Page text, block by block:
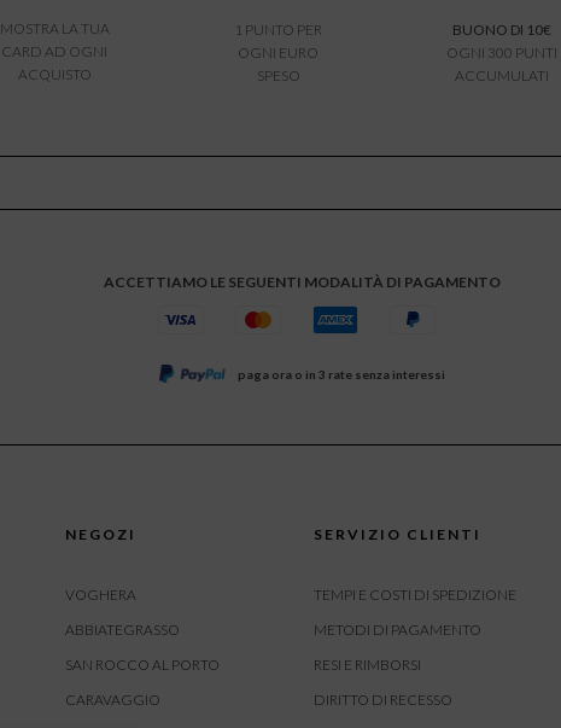
MOSTRA LA TUA
CARD AD OGNI
ACQUISTO
1 PUNTO PER
OGNI EURO
SPESO
BUONO DI 10€
OGNI 300 PUNTI
ACCUMULATI
ACCETTIAMO LE SEGUENTI MODALITÀ DI PAGAMENTO
paga ora o in 3 rate senza interessi
NEGOZI
VOGHERA
ABBIATEGRASSO
SAN ROCCO AL PORTO
CARAVAGGIO
SERVIZIO CLIENTI
TEMPI E COSTI DI SPEDIZIONE
METODI DI PAGAMENTO
RESI E RIMBORSI
DIRITTO DI RECESSO